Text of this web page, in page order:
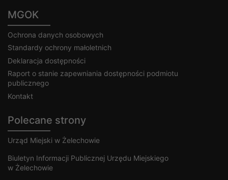
MGOK
Ochrona danych osobowych
Standardy ochrony małoletnich
Deklaracja dostępności
Raport o stanie zapewniania dostępności podmiotu
publicznego
Kontakt
Polecane strony
Urząd Miejski w Żelechowie
Biuletyn Informacji Publicznej Urzędu Miejskiego
w Żelechowie